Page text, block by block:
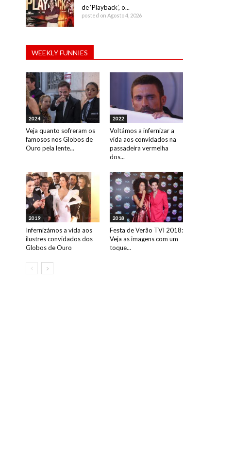
de ‘Playback’, o...
posted on Agosto 4, 2026
WEEKLY FUNNIES
2024
Veja quanto sofreram os
famosos nos Globos de
Ouro pela lente...
2022
Voltámos a infernizar a
vida aos convidados na
passadeira vermelha
dos...
2019
Infernizámos a vida aos
ilustres convidados dos
Globos de Ouro
2018
Festa de Verão TVI 2018:
Veja as imagens com um
toque...